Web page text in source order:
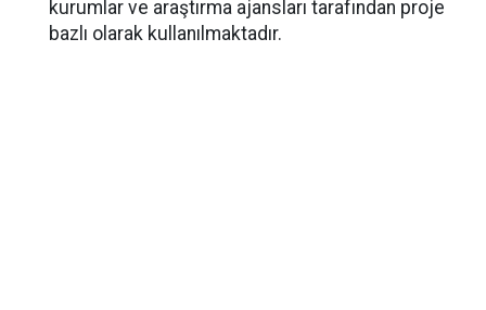
kurumlar ve araştırma ajansları tarafından proje
bazlı olarak kullanılmaktadır.